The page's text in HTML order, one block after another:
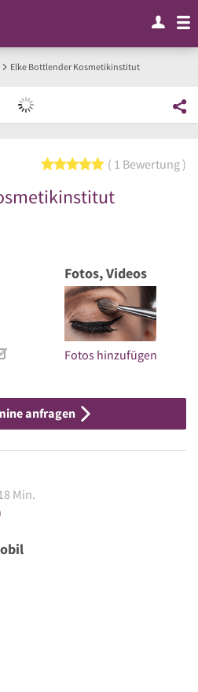
Elke Bottlender Kosmetikinstitut
5 von 5 Sternen
1 Bewertung
Fotos, Videos
Fotos hinzufügen
anfragen
Min.